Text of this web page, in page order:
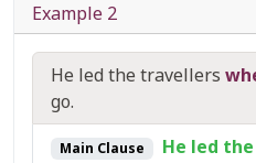
Example 2
He led the travellers
go.
Main Clause He led